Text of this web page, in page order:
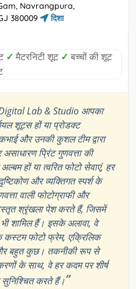
Navrangpura,
380009
दिशा
✓ मैटरनिटी शूट ✓ बच्चों की शूट
Lab & Studio आपका
शूट्स हों या प्रोडक्ट
और उनकी कुशल टीम द्वारा
प्रिंट गुणवत्ता की
हों या त्वरित फोटो सेवाएं, हर
और व्यक्तिगत स्पर्श के
वाली फोटोग्राफी और
श्रृंखला पेश करते हैं, जिसमें
भी शामिल हैं। इसके अलावा, वे
कस्टम फोटो फ्रेम, एक्रिलिक
बहुत कुछ। तकनीकी रूप से
के साथ, वे हर कदम पर शीर्ष
सुनिश्चित करते हैं।”